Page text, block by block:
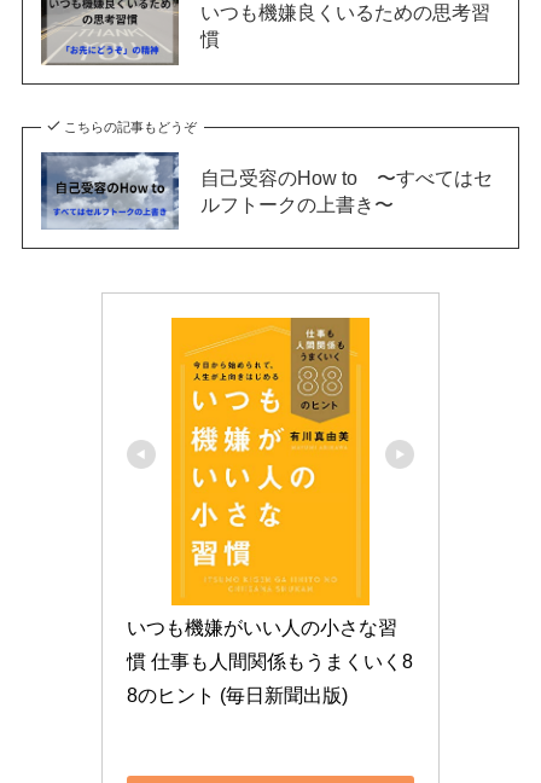
いつも機嫌良くいるための思考習
慣
こちらの記事もどうぞ
自己受容のHow to 〜すべてはセ
ルフトークの上書き〜
いつも機嫌がいい人の小さな習
慣 仕事も人間関係もうまくいく8
8のヒント (毎日新聞出版)